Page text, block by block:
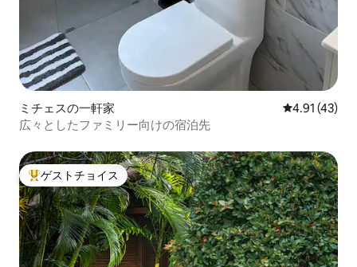
ミチェスの一軒家 レビュー43
4.91 (43)
広々としたファミリー向けの宿泊先
大好評のゲストチョイスです。
ゲストチョイス